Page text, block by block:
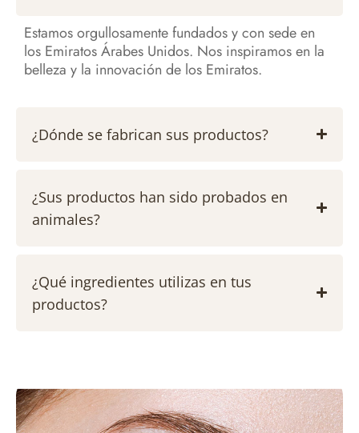
Estamos orgullosamente fundados y con sede en
los Emiratos Árabes Unidos. Nos inspiramos en la
belleza y la innovación de los Emiratos.
¿Dónde se fabrican sus productos?
¿Sus productos han sido probados en
animales?
¿Qué ingredientes utilizas en tus
productos?